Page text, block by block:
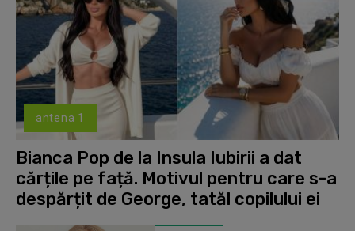
antena 1
Bianca Pop de la Insula Iubirii a dat
cărțile pe față. Motivul pentru care s-a
despărțit de George, tatăl copilului ei